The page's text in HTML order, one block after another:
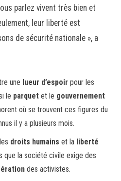
parlez vivent très bien et
leur liberté est
de sécurité nationale », a
une lueur d’espoir pour les
le parquet et le gouvernement
où se trouvent ces figures du
il y a plusieurs mois.
droits humains et la liberté
que la société civile exige des
des activistes.